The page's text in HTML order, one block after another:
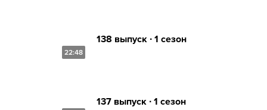
22:48
138 выпуск ∙ 1 сезон
137 выпуск ∙ 1 сезон